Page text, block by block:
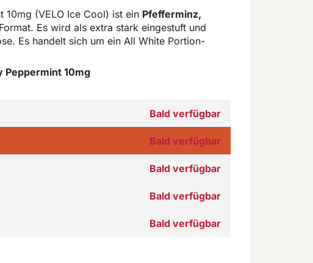
10mg (VELO Ice Cool) ist ein Pfefferminz,
Es wird als extra stark eingestuft und
Es handelt sich um ein All White Portion-
Peppermint 10mg
Bald verfügbar
Bald verfügbar
Bald verfügbar
Bald verfügbar
Bald verfügbar